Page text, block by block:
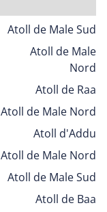
Atoll de Male Sud
Atoll de Male
Nord
Atoll de Raa
Atoll de Male Nord
Atoll d'Addu
Atoll de Male Nord
Atoll de Male Sud
Atoll de Baa